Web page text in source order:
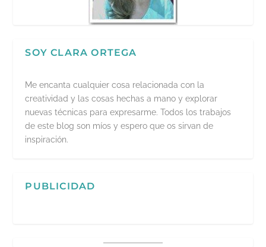
SOY CLARA ORTEGA
Me encanta cualquier cosa relacionada con la
creatividad y las cosas hechas a mano y explorar
nuevas técnicas para expresarme. Todos los trabajos
de este blog son míos y espero que os sirvan de
inspiración.
PUBLICIDAD